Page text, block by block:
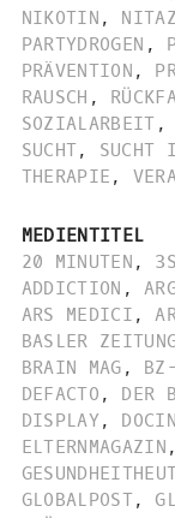
NIKOTIN ,
PARTYDROGEN ,
PRÄVENTION ,
RAUSCH ,
SOZIALARBEIT ,
SUCHT, SUCHT
THERAPIE ,
MEDIENTITEL
20 MINUTEN ,
ADDICTION ,
ARS MEDICI ,
BASLER
BRAIN MAG ,
DEFACTO , DER
DISPLAY,
ELTERNMAGAZIN ,
GLOBALPOST,